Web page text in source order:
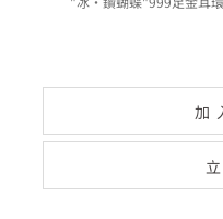
加